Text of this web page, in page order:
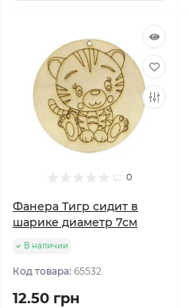
0
Фанера Тигр сидит в
шарике диаметр 7см
В наличии
Код товара: 65532
12.50 грн